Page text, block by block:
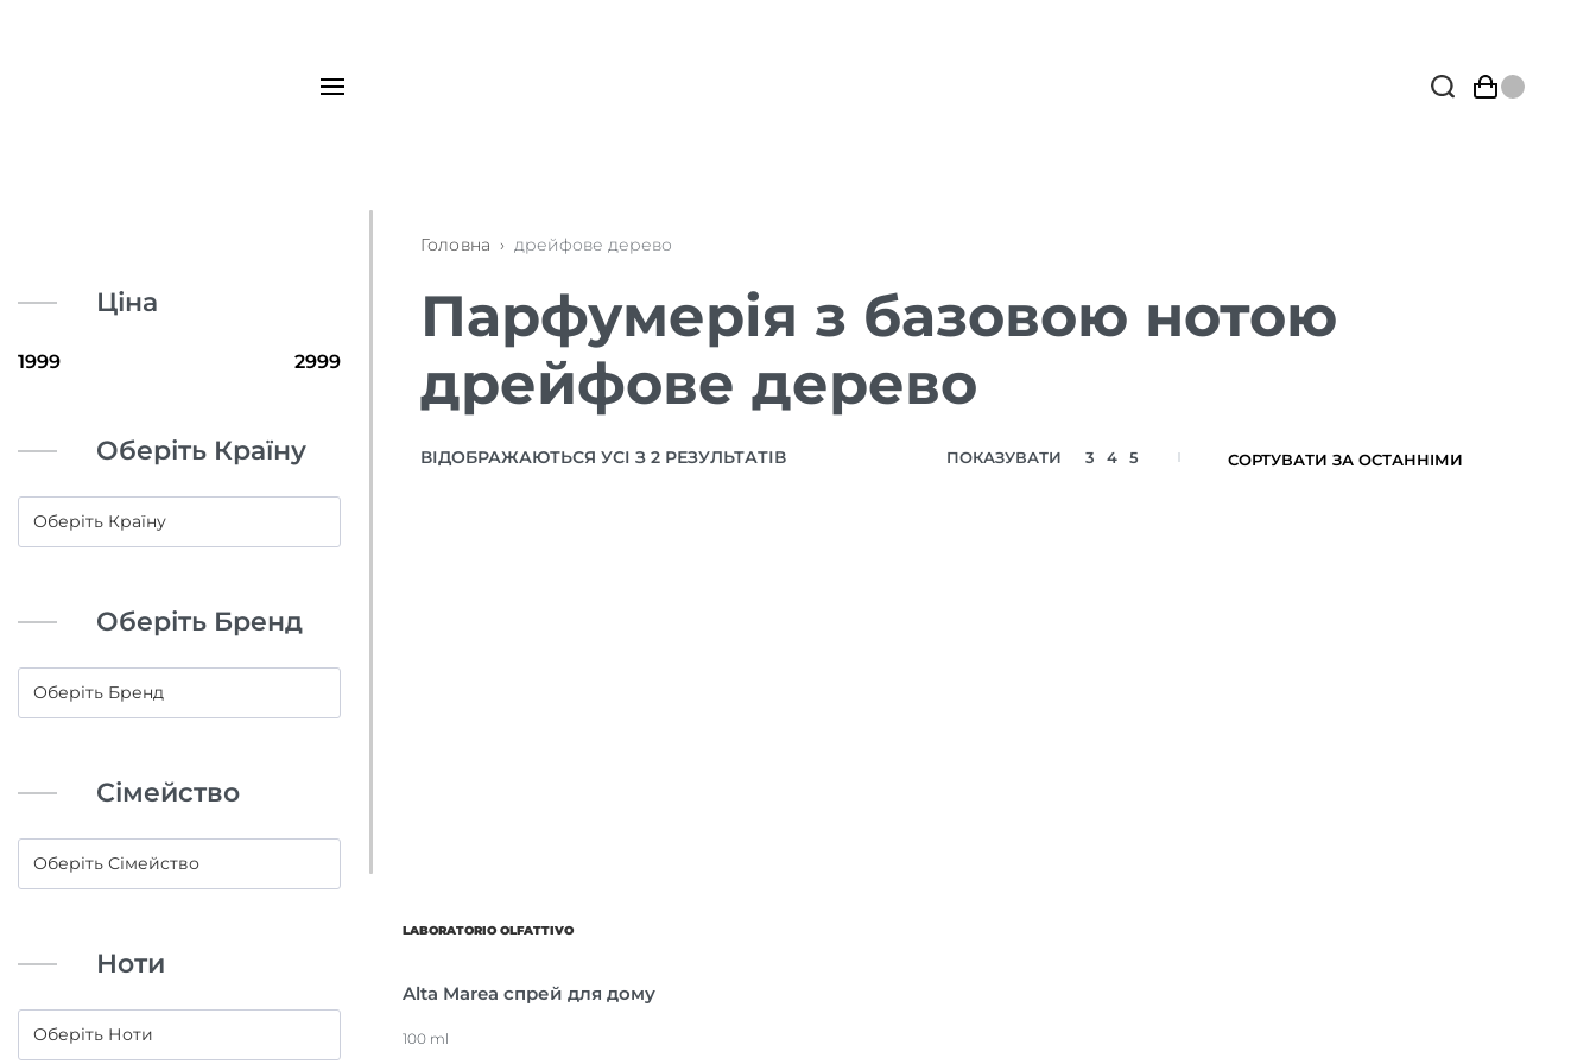
Ціна
Оберіть Країну
Оберіть Бренд
Сімейство
Ноти
Головна › дрейфове дерево
Парфумерія з базовою нотою
дрейфове дерево
ВІДОБРАЖАЮТЬСЯ УСІ З 2 РЕЗУЛЬТАТІВ ПОКАЗУВАТИ 3 4 5
LABORATORIO OLFATTIVO
Alta Marea спрей для дому
100 ml